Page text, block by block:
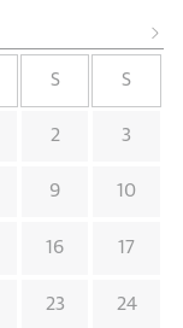
S S
2 3
9 10
16 17
23 24